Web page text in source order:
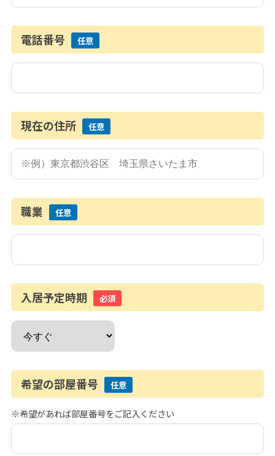
電話番号 任意
現在の住所 任意
職業 任意
入居予定時期 必須
希望の部屋番号 任意
※希望があれば部屋番号をご記入ください